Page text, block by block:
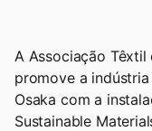
A Associação Têxtil
promove a
Osaka com a
Sustainable